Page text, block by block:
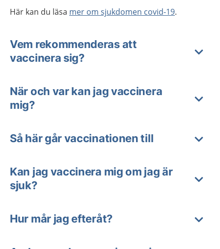
Här kan du läsa mer om sjukdomen covid-19.
Vem rekommenderas att
vaccinera sig?
När och var kan jag vaccinera
mig?
Så här går vaccinationen till
Kan jag vaccinera mig om jag är
sjuk?
Hur mår jag efteråt?